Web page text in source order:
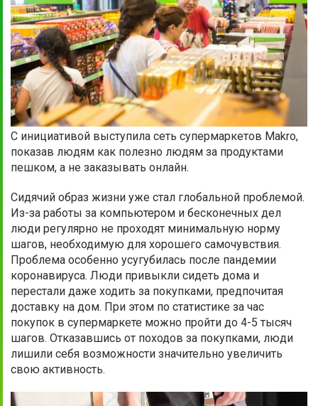
С инициативой выступила сеть супермаркетов Makro,
показав людям как полезно людям за продуктами
пешком, а не заказывать онлайн.
Сидячий образ жизни уже стал глобальной проблемой.
Из-за работы за компьютером и бесконечных дел
люди регулярно не проходят минимальную норму
шагов, необходимую для хорошего самочувствия.
Проблема особенно усугубилась после пандемии
коронавируса. Люди привыкли сидеть дома и
перестали даже ходить за покупками, предпочитая
доставку на дом. При этом по статистике за час
покупок в супермаркете можно пройти до 4-5 тысяч
шагов. Отказавшись от походов за покупками, люди
лишили себя возможности значительно увеличить
свою активность.